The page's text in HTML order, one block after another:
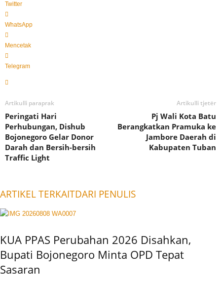
Twitter
WhatsApp
Mencetak
Telegram
Artikulli paraprak
Peringati Hari
Perhubungan, Dishub
Bojonegoro Gelar Donor
Darah dan Bersih-bersih
Traffic Light
Artikulli tjetër
Pj Wali Kota Batu
Berangkatkan Pramuka ke
Jambore Daerah di
Kabupaten Tuban
ARTIKEL TERKAITDARI PENULIS
KUA PPAS Perubahan 2026 Disahkan,
Bupati Bojonegoro Minta OPD Tepat
Sasaran